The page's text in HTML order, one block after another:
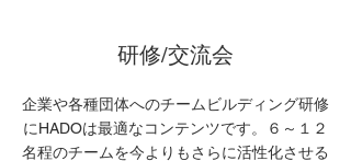
研修/交流会
企業や各種団体へのチームビルディング研修
にHADOは最適なコンテンツです。６～１２
名程のチームを今よりもさらに活性化させる